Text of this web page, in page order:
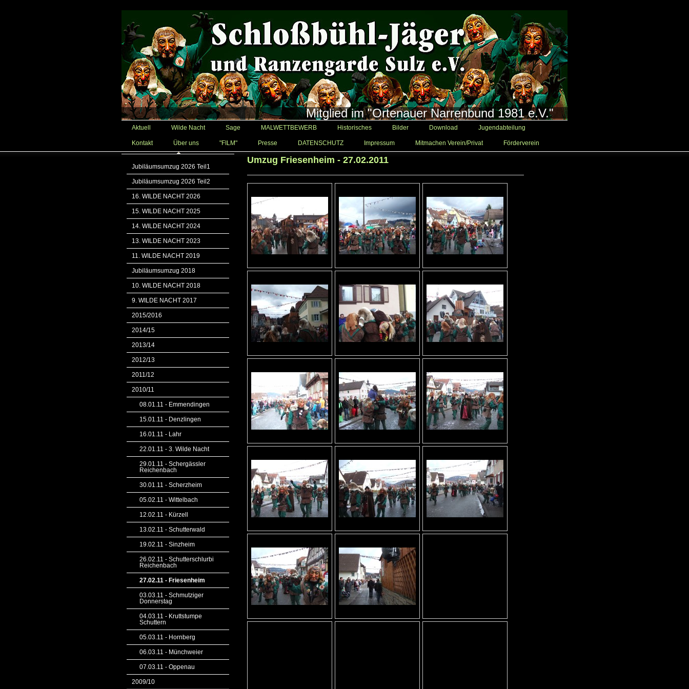
Mitglied im "Ortenauer Narrenbund 1981 e.V."
Aktuell Wilde Nacht Sage MALWETTBEWERB Historisches Bilder Download Jugendabteilung
Kontakt Über uns "FILM" Presse DATENSCHUTZ Impressum Mitmachen Verein/Privat Förderverein
Jubiläumsumzug 2026 Teil1
Jubiläumsumzug 2026 Teil2
16. WILDE NACHT 2026
15. WILDE NACHT 2025
14. WILDE NACHT 2024
13. WILDE NACHT 2023
11. WILDE NACHT 2019
Jubiläumsumzug 2018
10. WILDE NACHT 2018
9. WILDE NACHT 2017
2015/2016
2014/15
2013/14
2012/13
2011/12
2010/11
08.01.11 - Emmendingen
15.01.11 - Denzlingen
16.01.11 - Lahr
22.01.11 - 3. Wilde Nacht
29.01.11 - Schergässler
Reichenbach
30.01.11 - Scherzheim
05.02.11 - Wittelbach
12.02.11 - Kürzell
13.02.11 - Schutterwald
19.02.11 - Sinzheim
26.02.11 - Schutterschlurbi
Reichenbach
27.02.11 - Friesenheim
03.03.11 - Schmutziger
Donnerstag
04.03.11 - Kruttstumpe
Schuttern
05.03.11 - Hornberg
06.03.11 - Münchweier
07.03.11 - Oppenau
2009/10
Umzug Friesenheim - 27.02.2011